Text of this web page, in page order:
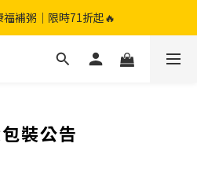
購組｜加贈兩包滴雞精🎁
福補粥｜限時71折起🔥
購組｜加贈兩包滴雞精🎁
裝公告